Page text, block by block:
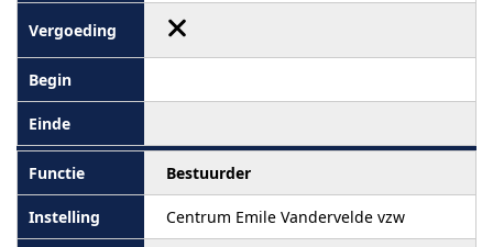
Bestuurder
Centrum Emile Vandervelde vzw